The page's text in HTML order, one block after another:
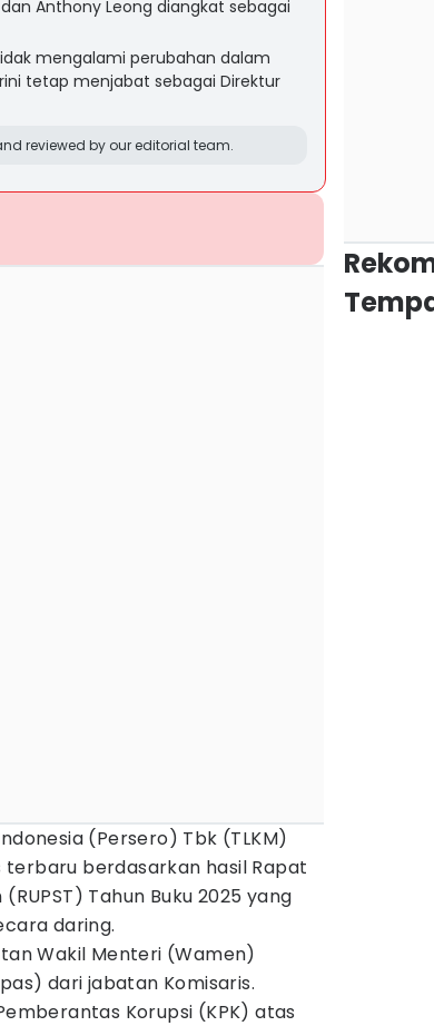
Anthony Leong diangkat sebagai
mengalami perubahan dalam
tetap menjabat sebagai Direktur
reviewed by our editorial team.
(Persero) Tbk (TLKM)
terbaru berdasarkan hasil Rapat
Tahun Buku 2025 yang
daring.
Wakil Menteri (Wamen)
dari jabatan Komisaris.
Korupsi (KPK) atas